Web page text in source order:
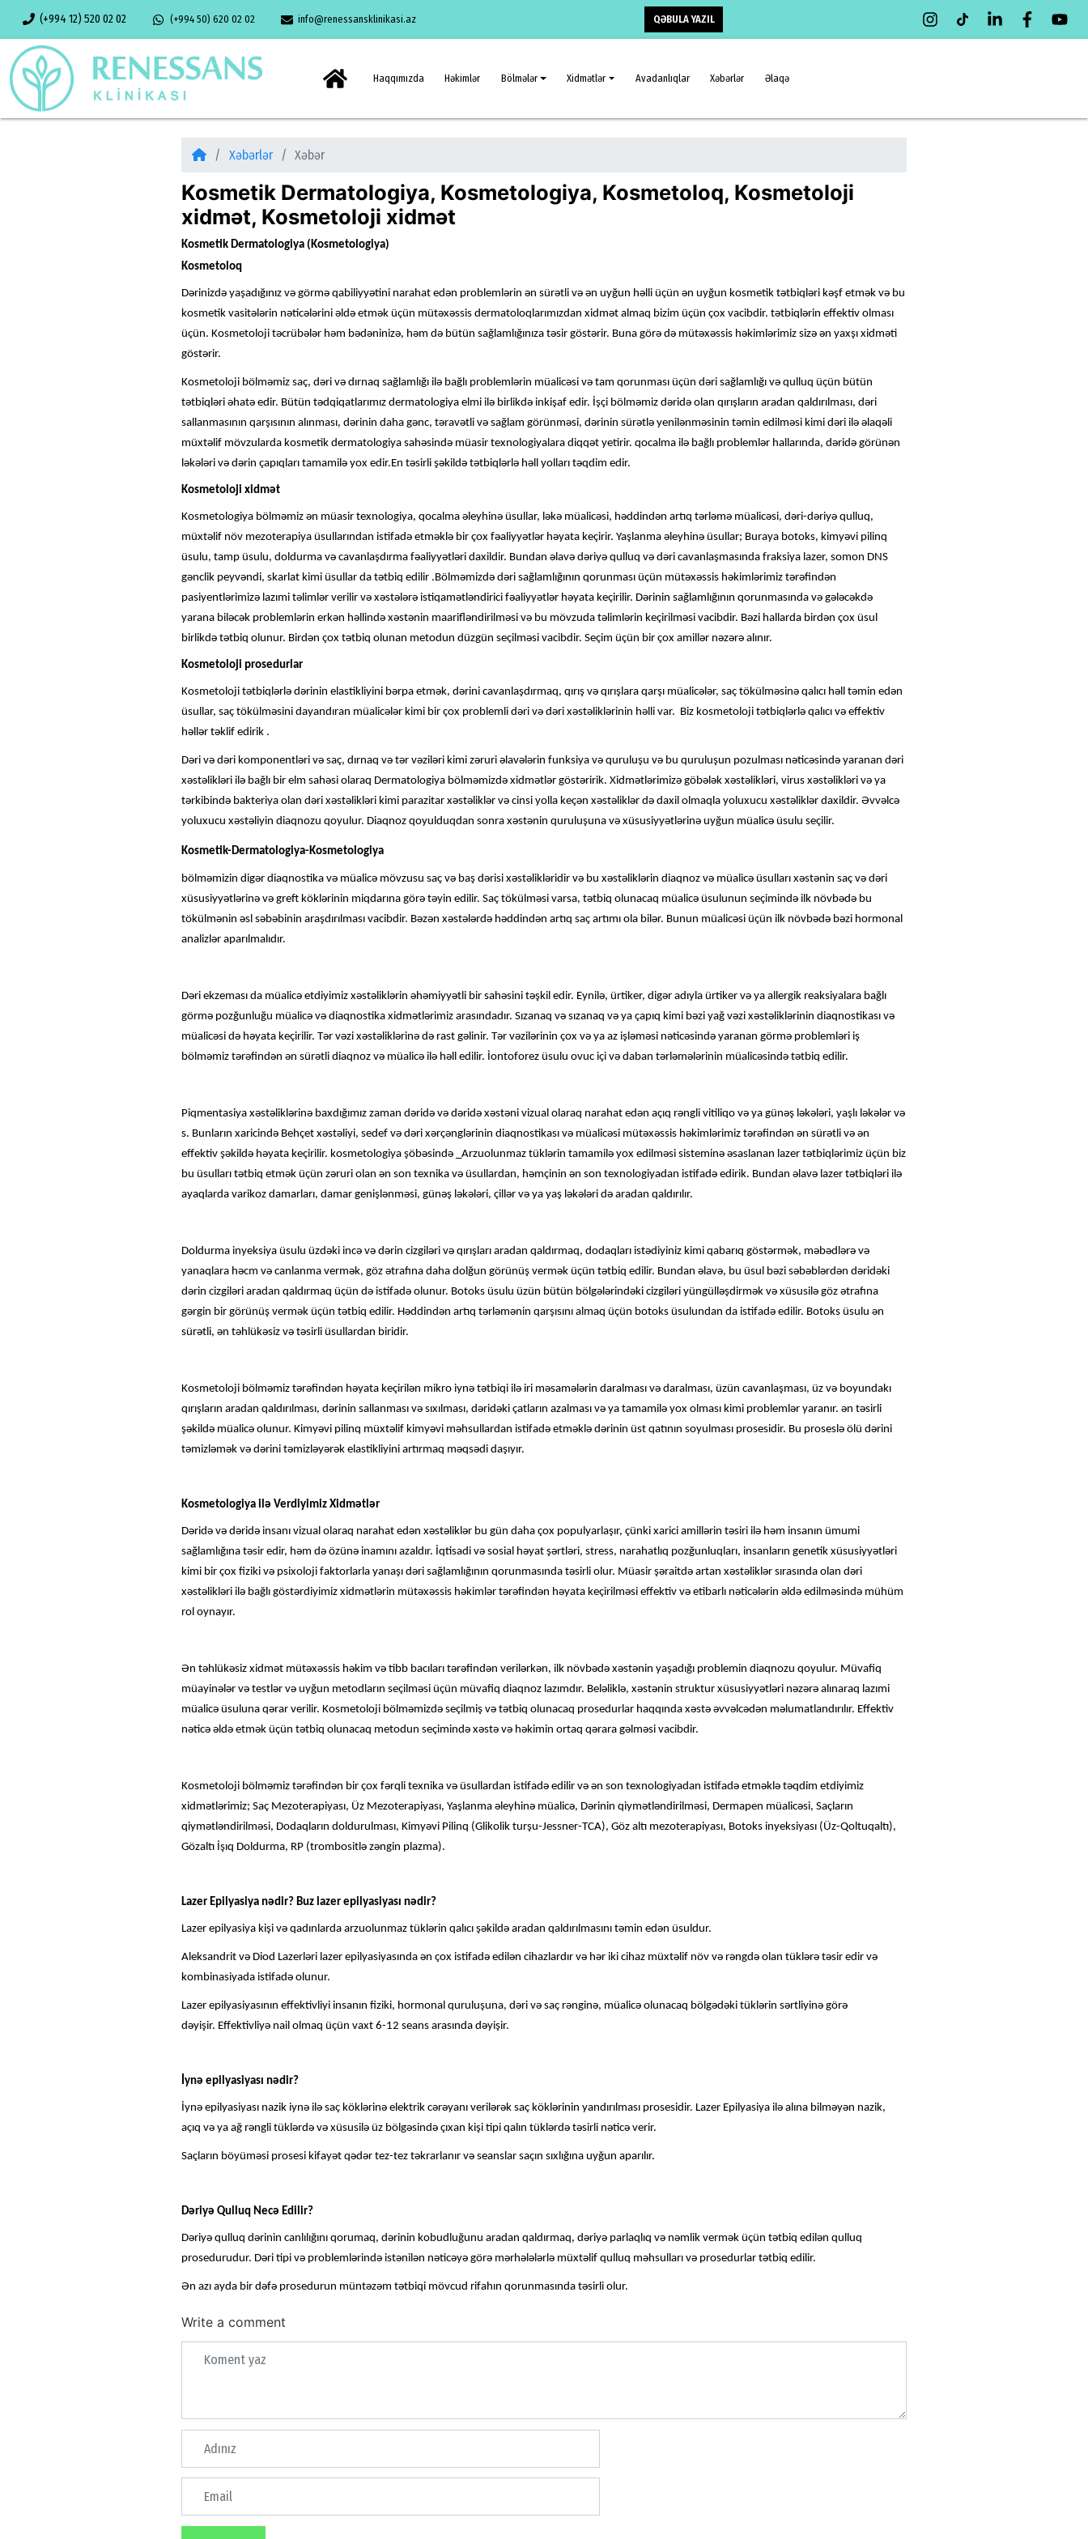
(+994 12) 520 02 02 (+994 50) 620 02 02 info@renessansklinikasi.az QƏBULA YAZIL
Haqqımızda Həkimlər Bölmələr Xidmətlər Avadanlıqlar Xəbərlər Əlaqə
Xəbərlər Xəbər
Kosmetik Dermatologiya, Kosmetologiya, Kosmetoloq, Kosmetoloji
xidmət, Kosmetoloji xidmət
Kosmetik Dermatologiya (Kosmetologiya)
Kosmetoloq
Dərinizdə yaşadığınız və görmə qabiliyyətini narahat edən problemlərin ən sürətli və ən uyğun həlli üçün ən uyğun kosmetik tətbiqləri kəşf etmək və bu
kosmetik vasitələrin nəticələrini əldə etmək üçün mütəxəssis dermatoloqlarımızdan xidmət almaq bizim üçün çox vacibdir. tətbiqlərin effektiv olması
üçün. Kosmetoloji təcrübələr həm bədəninizə, həm də bütün sağlamlığınıza təsir göstərir. Buna görə də mütəxəssis həkimlərimiz sizə ən yaxşı xidməti
göstərir.
Kosmetoloji bölməmiz saç, dəri və dırnaq sağlamlığı ilə bağlı problemlərin müalicəsi və tam qorunması üçün dəri sağlamlığı və qulluq üçün bütün
tətbiqləri əhatə edir. Bütün tədqiqatlarımız dermatologiya elmi ilə birlikdə inkişaf edir. İşçi bölməmiz dəridə olan qırışların aradan qaldırılması, dəri
sallanmasının qarşısının alınması, dərinin daha gənc, təravətli və sağlam görünməsi, dərinin sürətlə yenilənməsinin təmin edilməsi kimi dəri ilə əlaqəli
müxtəlif mövzularda kosmetik dermatologiya sahəsində müasir texnologiyalara diqqət yetirir. qocalma ilə bağlı problemlər hallarında, dəridə görünən
ləkələri və dərin çapıqları tamamilə yox edir.En təsirli şəkildə tətbiqlərlə həll yolları təqdim edir.
Kosmetoloji xidmət
Kosmetologiya bölməmiz ən müasir texnologiya, qocalma əleyhinə üsullar, ləkə müalicəsi, həddindən artıq tərləmə müalicəsi, dəri-dəriyə qulluq,
müxtəlif növ mezoterapiya üsullarından istifadə etməklə bir çox fəaliyyətlər həyata keçirir. Yaşlanma əleyhinə üsullar; Buraya botoks, kimyəvi pilinq
üsulu, tamp üsulu, doldurma və cavanlaşdırma fəaliyyətləri daxildir. Bundan əlavə dəriyə qulluq və dəri cavanlaşmasında fraksiya lazer, somon DNS
gənclik peyvəndi, skarlat kimi üsullar da tətbiq edilir .Bölməmizdə dəri sağlamlığının qorunması üçün mütəxəssis həkimlərimiz tərəfindən
pasiyentlərimizə lazımi təlimlər verilir və xəstələrə istiqamətləndirici fəaliyyətlər həyata keçirilir. Dərinin sağlamlığının qorunmasında və gələcəkdə
yarana biləcək problemlərin erkən həllində xəstənin maarifləndirilməsi və bu mövzuda təlimlərin keçirilməsi vacibdir. Bəzi hallarda birdən çox üsul
birlikdə tətbiq olunur. Birdən çox tətbiq olunan metodun düzgün seçilməsi vacibdir. Seçim üçün bir çox amillər nəzərə alınır.
Kosmetoloji prosedurlar
Kosmetoloji tətbiqlərlə dərinin elastikliyini bərpa etmək, dərini cavanlaşdırmaq, qırış və qırışlara qarşı müalicələr, saç tökülməsinə qalıcı həll təmin edən
üsullar, saç tökülməsini dayandıran müalicələr kimi bir çox problemli dəri və dəri xəstəliklərinin həlli var. Biz kosmetoloji tətbiqlərlə qalıcı və effektiv
həllər təklif edirik .
Dəri və dəri komponentləri və saç, dırnaq və tər vəziləri kimi zəruri əlavələrin funksiya və quruluşu və bu quruluşun pozulması nəticəsində yaranan dəri
xəstəlikləri ilə bağlı bir elm sahəsi olaraq Dermatologiya bölməmizdə xidmətlər göstəririk. Xidmətlərimizə göbələk xəstəlikləri, virus xəstəlikləri və ya
tərkibində bakteriya olan dəri xəstəlikləri kimi parazitar xəstəliklər və cinsi yolla keçən xəstəliklər də daxil olmaqla yoluxucu xəstəliklər daxildir. Əvvəlcə
yoluxucu xəstəliyin diaqnozu qoyulur. Diaqnoz qoyulduqdan sonra xəstənin quruluşuna və xüsusiyyətlərinə uyğun müalicə üsulu seçilir.
Kosmetik-Dermatologiya-Kosmetologiya
bölməmizin digər diaqnostika və müalicə mövzusu saç və baş dərisi xəstəlikləridir və bu xəstəliklərin diaqnoz və müalicə üsulları xəstənin saç və dəri
xüsusiyyətlərinə və greft köklərinin miqdarına görə təyin edilir. Saç tökülməsi varsa, tətbiq olunacaq müalicə üsulunun seçimində ilk növbədə bu
tökülmənin əsl səbəbinin araşdırılması vacibdir. Bəzən xəstələrdə həddindən artıq saç artımı ola bilər. Bunun müalicəsi üçün ilk növbədə bəzi hormonal
analizlər aparılmalıdır.
Dəri ekzeması da müalicə etdiyimiz xəstəliklərin əhəmiyyətli bir sahəsini təşkil edir. Eynilə, ürtiker, digər adıyla ürtiker və ya allergik reaksiyalara bağlı
görmə pozğunluğu müalicə və diaqnostika xidmətlərimiz arasındadır. Sızanaq və sızanaq və ya çapıq kimi bəzi yağ vəzi xəstəliklərinin diaqnostikası və
müalicəsi də həyata keçirilir. Tər vəzi xəstəliklərinə də rast gəlinir. Tər vəzilərinin çox və ya az işləməsi nəticəsində yaranan görmə problemləri iş
bölməmiz tərəfindən ən sürətli diaqnoz və müalicə ilə həll edilir. İontoforez üsulu ovuc içi və daban tərləmələrinin müalicəsində tətbiq edilir.
Piqmentasiya xəstəliklərinə baxdığımız zaman dəridə və dəridə xəstəni vizual olaraq narahat edən açıq rəngli vitiliqo və ya günəş ləkələri, yaşlı ləkələr və
s. Bunların xaricində Behçet xəstəliyi, sedef və dəri xərçənglərinin diaqnostikası və müalicəsi mütəxəssis həkimlərimiz tərəfindən ən sürətli və ən
effektiv şəkildə həyata keçirilir. kosmetologiya şöbəsində _Arzuolunmaz tüklərin tamamilə yox edilməsi sisteminə əsaslanan lazer tətbiqlərimiz üçün biz
bu üsulları tətbiq etmək üçün zəruri olan ən son texnika və üsullardan, həmçinin ən son texnologiyadan istifadə edirik. Bundan əlavə lazer tətbiqləri ilə
ayaqlarda varikoz damarları, damar genişlənməsi, günəş ləkələri, çillər və ya yaş ləkələri də aradan qaldırılır.
Doldurma inyeksiya üsulu üzdəki incə və dərin cizgiləri və qırışları aradan qaldırmaq, dodaqları istədiyiniz kimi qabarıq göstərmək, məbədlərə və
yanaqlara həcm və canlanma vermək, göz ətrafına daha dolğun görünüş vermək üçün tətbiq edilir. Bundan əlavə, bu üsul bəzi səbəblərdən dəridəki
dərin cizgiləri aradan qaldırmaq üçün də istifadə olunur. Botoks üsulu üzün bütün bölgələrindəki cizgiləri yüngülləşdirmək və xüsusilə göz ətrafına
gərgin bir görünüş vermək üçün tətbiq edilir. Həddindən artıq tərləmənin qarşısını almaq üçün botoks üsulundan da istifadə edilir. Botoks üsulu ən
sürətli, ən təhlükəsiz və təsirli üsullardan biridir.
Kosmetoloji bölməmiz tərəfindən həyata keçirilən mikro iynə tətbiqi ilə iri məsamələrin daralması və daralması, üzün cavanlaşması, üz və boyundakı
qırışların aradan qaldırılması, dərinin sallanması və sıxılması, dəridəki çatların azalması və ya tamamilə yox olması kimi problemlər yaranır. ən təsirli
şəkildə müalicə olunur. Kimyəvi pilinq müxtəlif kimyəvi məhsullardan istifadə etməklə dərinin üst qatının soyulması prosesidir. Bu proseslə ölü dərini
təmizləmək və dərini təmizləyərək elastikliyini artırmaq məqsədi daşıyır.
Kosmetologiya ilə Verdiyimiz Xidmətlər
Dəridə və dəridə insanı vizual olaraq narahat edən xəstəliklər bu gün daha çox populyarlaşır, çünki xarici amillərin təsiri ilə həm insanın ümumi
sağlamlığına təsir edir, həm də özünə inamını azaldır. İqtisadi və sosial həyat şərtləri, stress, narahatlıq pozğunluqları, insanların genetik xüsusiyyətləri
kimi bir çox fiziki və psixoloji faktorlarla yanaşı dəri sağlamlığının qorunmasında təsirli olur. Müasir şəraitdə artan xəstəliklər sırasında olan dəri
xəstəlikləri ilə bağlı göstərdiyimiz xidmətlərin mütəxəssis həkimlər tərəfindən həyata keçirilməsi effektiv və etibarlı nəticələrin əldə edilməsində mühüm
rol oynayır.
Ən təhlükəsiz xidmət mütəxəssis həkim və tibb bacıları tərəfindən verilərkən, ilk növbədə xəstənin yaşadığı problemin diaqnozu qoyulur. Müvafiq
müayinələr və testlər və uyğun metodların seçilməsi üçün müvafiq diaqnoz lazımdır. Beləliklə, xəstənin struktur xüsusiyyətləri nəzərə alınaraq lazımi
müalicə üsuluna qərar verilir. Kosmetoloji bölməmizdə seçilmiş və tətbiq olunacaq prosedurlar haqqında xəstə əvvəlcədən məlumatlandırılır. Effektiv
nəticə əldə etmək üçün tətbiq olunacaq metodun seçimində xəstə və həkimin ortaq qərara gəlməsi vacibdir.
Kosmetoloji bölməmiz tərəfindən bir çox fərqli texnika və üsullardan istifadə edilir və ən son texnologiyadan istifadə etməklə təqdim etdiyimiz
xidmətlərimiz; Saç Mezoterapiyası, Üz Mezoterapiyası, Yaşlanma əleyhinə müalicə, Dərinin qiymətləndirilməsi, Dermapen müalicəsi, Saçların
qiymətləndirilməsi, Dodaqların doldurulması, Kimyəvi Pilinq (Glikolik turşu-Jessner-TCA), Göz altı mezoterapiyası, Botoks inyeksiyası (Üz-Qoltuqaltı),
Gözaltı İşıq Doldurma, RP (trombositlə zəngin plazma).
Lazer Epilyasiya nədir? Buz lazer epilyasiyası nədir?
Lazer epilyasiya kişi və qadınlarda arzuolunmaz tüklərin qalıcı şəkildə aradan qaldırılmasını təmin edən üsuldur.
Aleksandrit və Diod Lazerləri lazer epilyasiyasında ən çox istifadə edilən cihazlardır və hər iki cihaz müxtəlif növ və rəngdə olan tüklərə təsir edir və
kombinasiyada istifadə olunur.
Lazer epilyasiyasının effektivliyi insanın fiziki, hormonal quruluşuna, dəri və saç rənginə, müalicə olunacaq bölgədəki tüklərin sərtliyinə görə
dəyişir. Effektivliyə nail olmaq üçün vaxt 6-12 seans arasında dəyişir.
İynə epilyasiyası nədir?
İynə epilyasiyası nazik iynə ilə saç köklərinə elektrik cərəyanı verilərək saç köklərinin yandırılması prosesidir. Lazer Epilyasiya ilə alına bilməyən nazik,
açıq və ya ağ rəngli tüklərdə və xüsusilə üz bölgəsində çıxan kişi tipi qalın tüklərdə təsirli nəticə verir.
Saçların böyüməsi prosesi kifayət qədər tez-tez təkrarlanır və seanslar saçın sıxlığına uyğun aparılır.
Dəriyə Qulluq Necə Edilir?
Dəriyə qulluq dərinin canlılığını qorumaq, dərinin kobudluğunu aradan qaldırmaq, dəriyə parlaqlıq və nəmlik vermək üçün tətbiq edilən qulluq
prosedurudur. Dəri tipi və problemlərində istənilən nəticəyə görə mərhələlərlə müxtəlif qulluq məhsulları və prosedurlar tətbiq edilir.
Ən azı ayda bir dəfə prosedurun müntəzəm tətbiqi mövcud rifahın qorunmasında təsirli olur.
Write a comment